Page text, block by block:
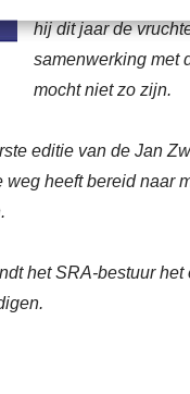
hij dit jaar de
samenwerking met
mocht niet zo zijn.
editie van de Jan
heeft bereid naar
het SRA-bestuur